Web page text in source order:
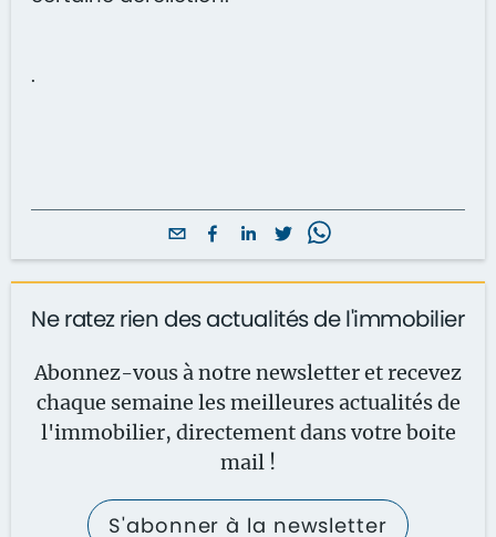
.
Ne ratez rien des actualités de l'immobilier
Abonnez-vous à notre newsletter et recevez
chaque semaine les meilleures actualités de
l'immobilier, directement dans votre boite
mail !
S'abonner à la newsletter